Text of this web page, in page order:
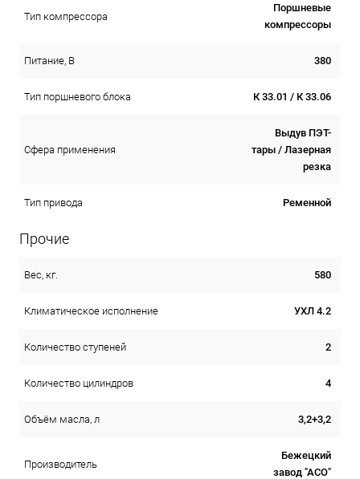
Тип компрессора
Поршневые
компрессоры
Питание, В 380
Тип поршневого блока К 33.01 / К 33.06
Сфера применения
Выдув ПЭТ-
тары / Лазерная
резка
Тип привода Ременной
Прочие
Вес, кг. 580
Климатическое исполнение УХЛ 4.2
Количество ступеней 2
Количество цилиндров 4
Объём масла, л 3,2+3,2
Производитель
Бежецкий
завод "АСО"